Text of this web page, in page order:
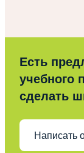
Есть
учебного
сделать
Написать